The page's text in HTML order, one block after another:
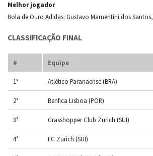
Melhor jogador
Bola de Ouro Adidas: Gustavo Mamentini dos
CLASSIFICAÇÃO FINAL
# Equipe
1° Atlético Paranaense (BRA)
2° Benfica Lisboa (POR)
3° Grasshopper Club Zurich (SUI)
4° FC Zurich (SUI)